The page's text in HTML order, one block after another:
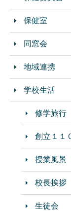
保健室
同窓会
地域連携
学校生活
修学旅行
創立１１
授業風景
校長挨拶
生徒会